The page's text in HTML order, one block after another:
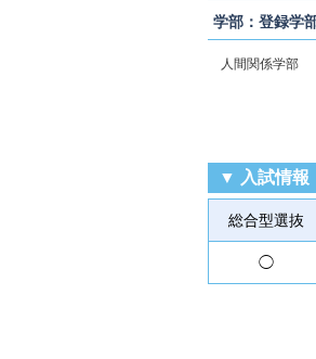
学部：登録学
人間関係学部
▼ 入試情報
総合型選抜
◯